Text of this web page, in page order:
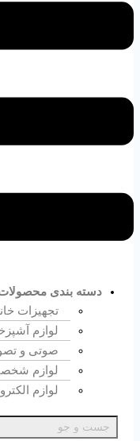
دسته بندی محصولات
تجهیزات خانه
لوازم آشپزخانه
صوتی و تصویری
لوازم شخصی و
لوازم الکترونیکی